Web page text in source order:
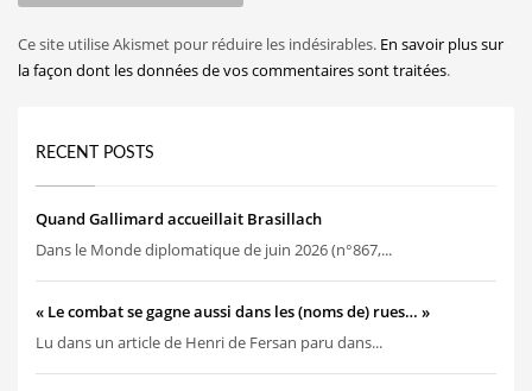
Ce site utilise Akismet pour réduire les indésirables. En savoir plus sur
la façon dont les données de vos commentaires sont traitées.
RECENT POSTS
Quand Gallimard accueillait Brasillach
Dans le Monde diplomatique de juin 2026 (n°867,...
« Le combat se gagne aussi dans les (noms de) rues… »
Lu dans un article de Henri de Fersan paru dans...